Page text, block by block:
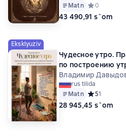
Matn Средний
0
43 490,91 s`om
Eksklyuziv
Чудесное утро.
по построению
отличного
Владимир
rus tilida
Matn Средний
51
28 945,45 s`om